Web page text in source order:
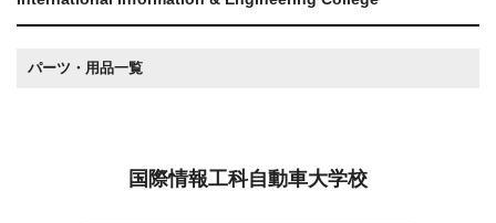
パーツ・用品一覧
国際情報工科自動車大学校